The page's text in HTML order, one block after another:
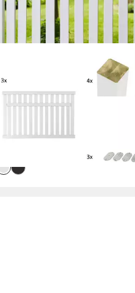
Gartenzaun Country, (Set), Höhe: 96
cm, Gesamtlänge: 4,86 bis 23,94 m,
lieferbar - in 6-7 Werktagen bei dir